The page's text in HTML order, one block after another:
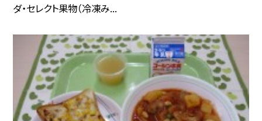
ダ・セレクト果物（冷凍み...